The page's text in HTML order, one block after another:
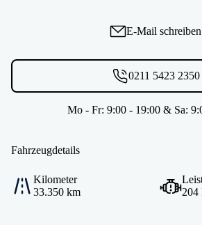
E-Mail schreiben
0211 5423 2350
Mo - Fr: 9:00 - 19:00 & Sa:
Fahrzeugdetails
Kilometer
33.350 km
204